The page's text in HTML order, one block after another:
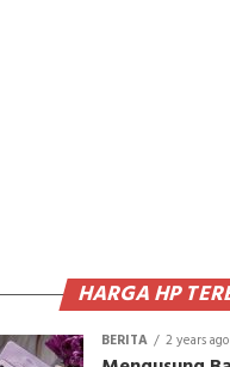
HARGA HP
BERITA 2 years ago